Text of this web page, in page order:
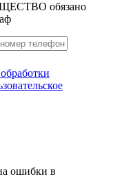
обязано
ошибки в